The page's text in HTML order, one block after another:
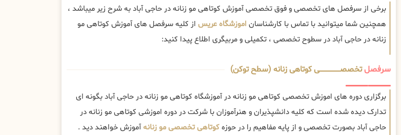
برخی از سرفصل های تخصصی و فوق تخصصی آموزش کوتاهی مو زنانه در حاجی آباد به شرح زیر میباشد ،
همچنین شما میتوانید با تماس با کارشناسان اموزشگاه عریس از کلیه سرفصل های آموزش کوتاهی مو
زنانه در حاجی آباد در سطوح تخصصی ، تکمیلی و مربیگری اطلاع پیدا کنید:
سرفصلتخصصــــــــــــــــــــی کوتاهی زنانه (سطح توکن)
برگزاری دوره های اموزش تخصصی کوتاهی مو زنانه در آموزشگاه کوتاهی مو زنانه در حاجی آباد بگونه ای
تدارک دیده شده است که کلیه دانشپذیران و هنرآموزان با شرکت در دوره اموزشی کوتاهی مو زنانه در
حاجی آباد بصورت تخصصی و از پایه مفاهیم را در حوزهکوتاهی تخصصی مو زنانهآموزش خواهند دید .